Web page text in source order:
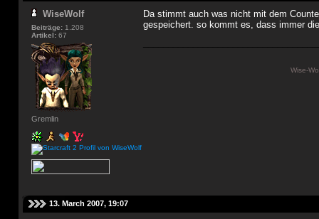
WiseWolf
Beiträge: 1.208
Artikel: 67
Gremlin
Da stimmt auch was nicht mit dem
gespeichert. so kommt es, dass immer
Wise-
13. March 2007, 19:07